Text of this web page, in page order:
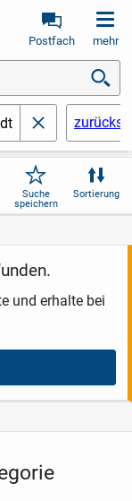
Postfach mehr
schließen
Suche
speichern
Sortierung
und erhalte bei